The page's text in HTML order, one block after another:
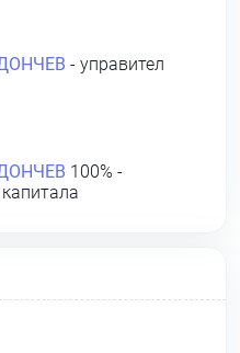
- управител
100% -